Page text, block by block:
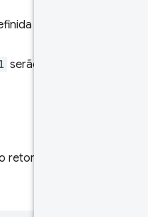
como
serão retornados e
retornados. Voltando ao